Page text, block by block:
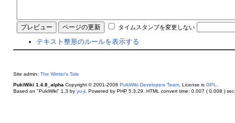
タイムスタンプを変更しない
テキスト整形のルールを表示する
Site admin: The Winter's Tale
PukiWiki 1.4.8_alpha Copyright © 2001-2006 PukiWiki Developers Team. License is GPL
Based on "PukiWiki" 1.3 by yu-ji. Powered by PHP 5.3.29. HTML convert time: 0.007 ( 0.008 ) sec.